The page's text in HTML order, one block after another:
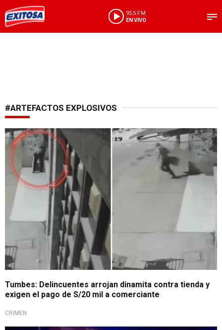
95.5 FM
EN VIVO
#ARTEFACTOS EXPLOSIVOS
Ola criminal continúa
Tumbes: Delincuentes arrojan dinamita contra tienda y
exigen el pago de S/20 mil a comerciante
CRIMEN